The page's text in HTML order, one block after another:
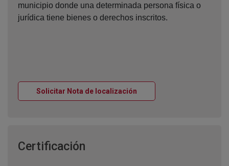
municipio donde una determinada persona física o
jurídica tiene bienes o derechos inscritos.
Solicitar Nota de localización
Certificación